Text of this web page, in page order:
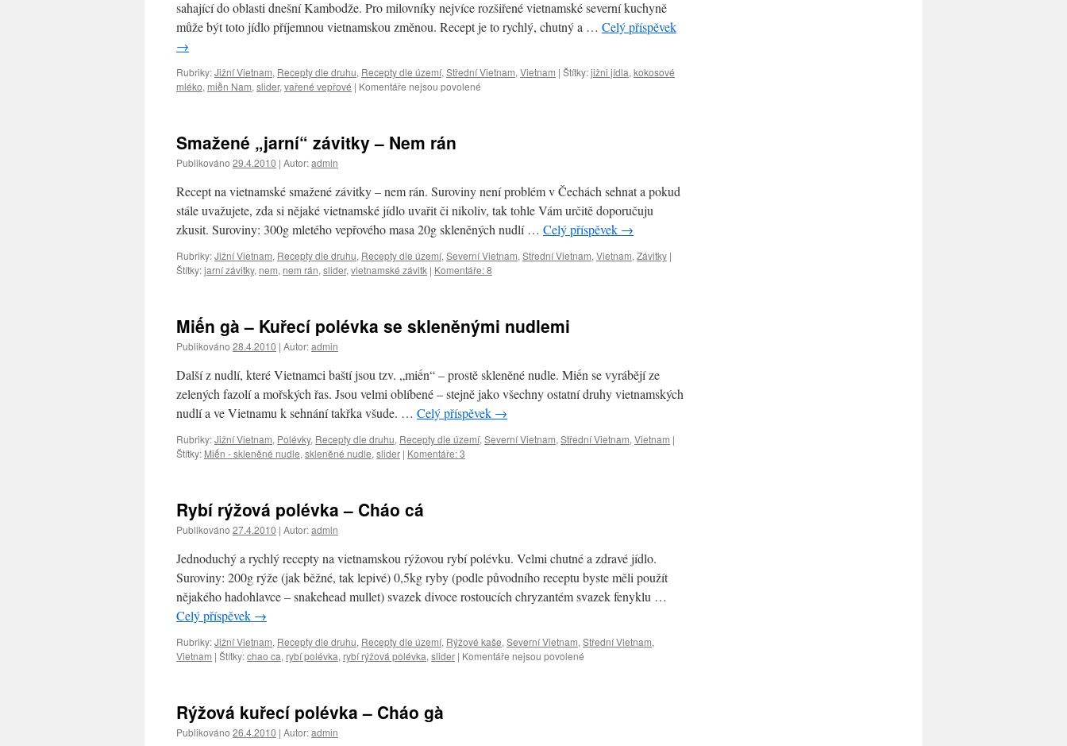
sahající do oblasti dnešní Kambodže. Pro milovníky nejvíce rozšiřené vietnamské severní kuchyně
může být toto jídlo příjemnou vietnamskou změnou. Recept je to rychlý, chutný a … Celý příspěvek
→
Rubriky:Jižní Vietnam, Recepty dle druhu, Recepty dle území, Střední Vietnam, Vietnam | Štítky:jižni jídla, kokosové
mléko, miền Nam, slider, vařené vepřové | Komentáře nejsou povolené
kokosovém
mléce
–
lợn
kho
Smažené „jarní“ závitky – Nem rán
Publikováno 29.4.2010 | Autor:admin
Recept na vietnamské smažené závitky – nem rán. Suroviny není problém v Čechách sehnat a pokud
stále uvažujete, zda si nějaké vietnamské jídlo uvařit či nikoliv, tak tohle Vám určitě doporučuju
zkusit. Suroviny: 300g mletého vepřového masa 20g skleněných nudlí … Celý příspěvek →
Rubriky:Jižní Vietnam, Recepty dle druhu, Recepty dle území, Severní Vietnam, Střední Vietnam, Vietnam, Závitky |
Štítky:jarní závitky, nem, nem rán, slider, vietnamské závitk | Komentáře: 8
Miến gà – Kuřecí polévka se skleněnými nudlemi
Publikováno 28.4.2010 | Autor:admin
Další z nudlí, které Vietnamci baští jsou tzv. „miến“ – prostě skleněné nudle. Miến se vyrábějí ze
zelených fazolí a mořských řas. Jsou velmi oblíbené – stejně jako všechny ostatní druhy vietnamských
nudlí a ve Vietnamu k sehnání takřka všude. … Celý příspěvek →
Rubriky:Jižní Vietnam, Polévky, Recepty dle druhu, Recepty dle území, Severní Vietnam, Střední Vietnam, Vietnam |
Štítky: Miến - skleněné nudle, skleněné nudle, slider | Komentáře: 3
Rybí rýžová polévka – Cháo cá
Publikováno 27.4.2010 | Autor:admin
Jednoduchý a rychlý recepty na vietnamskou rýžovou rybí polévku. Velmi chutné a zdravé jídlo.
Suroviny: 200g rýže (jak běžné, tak lepivé) 0,5kg ryby (podle původního receptu byste měli použít
nějakého hadohlavce – snakehead mullet) svazek divoce rostoucích chryzantém svazek fenyklu …
Celý příspěvek →
Rubriky:Jižní Vietnam, Recepty dle druhu, Recepty dle území, Rýžové kaše, Severní Vietnam, Střední Vietnam,
Vietnam | Štítky:chao ca, rybí polévka, rybí rýžová polévka, slider | Komentáře nejsou povolené
Rýžová kuřecí polévka – Cháo gà
Publikováno 26.4.2010 | Autor:admin